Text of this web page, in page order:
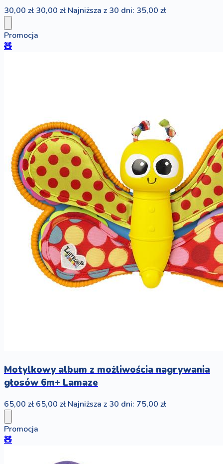
30,00 zł 30,00 zł Najniższa z 30 dni: 35,00 zł
Promocja
🧸
Motylkowy album z możliwościa nagrywania
głosów 6m+ Lamaze
65,00 zł 65,00 zł Najniższa z 30 dni: 75,00 zł
Promocja
🧸